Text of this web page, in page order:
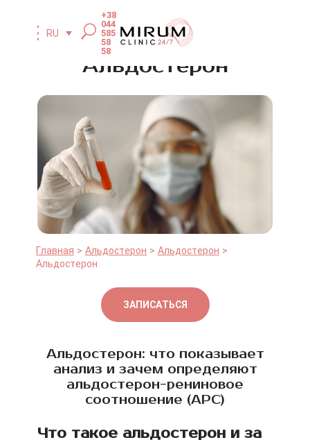
RU
+38
044
585
58
58
Альдостерон
Главная Альдостерон
Альдостерон
Альдостерон
ЗАПИСАТЬСЯ
Альдостерон: что показывает
анализ и зачем определяют
альдостерон-рениновое
соотношение (АРС)
Что такое альдостерон и за